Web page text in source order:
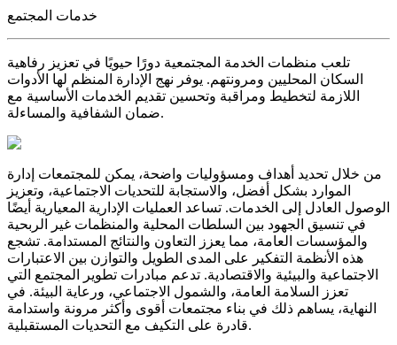
خدمات المجتمع
تلعب منظمات الخدمة المجتمعية دورًا حيويًا في تعزيز رفاهية
السكان المحليين ومرونتهم. يوفر نهج الإدارة المنظم لها الأدوات
اللازمة لتخطيط ومراقبة وتحسين تقديم الخدمات الأساسية مع
ضمان الشفافية والمساءلة.
من خلال تحديد أهداف ومسؤوليات واضحة، يمكن للمجتمعات إدارة
الموارد بشكل أفضل، والاستجابة للتحديات الاجتماعية، وتعزيز
الوصول العادل إلى الخدمات. تساعد العمليات الإدارية المعيارية أيضًا
في تنسيق الجهود بين السلطات المحلية والمنظمات غير الربحية
والمؤسسات العامة، مما يعزز التعاون والنتائج المستدامة. تشجع
هذه الأنظمة التفكير على المدى الطويل والتوازن بين الاعتبارات
الاجتماعية والبيئية والاقتصادية. تدعم مبادرات تطوير المجتمع التي
تعزز السلامة العامة، والشمول الاجتماعي، ورعاية البيئة. في
النهاية، يساهم ذلك في بناء مجتمعات أقوى وأكثر مرونة واستدامة
قادرة على التكيف مع التحديات المستقبلية.